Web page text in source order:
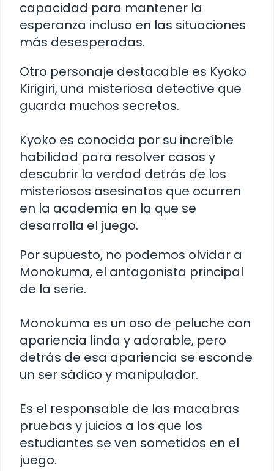
capacidad para mantener la
esperanza incluso en las situaciones
más desesperadas.
Otro personaje destacable es Kyoko
Kirigiri, una misteriosa detective que
guarda muchos secretos.
Kyoko es conocida por su increíble
habilidad para resolver casos y
descubrir la verdad detrás de los
misteriosos asesinatos que ocurren
en la academia en la que se
desarrolla el juego.
Por supuesto, no podemos olvidar a
Monokuma, el antagonista principal
de la serie.
Monokuma es un oso de peluche con
apariencia linda y adorable, pero
detrás de esa apariencia se esconde
un ser sádico y manipulador.
Es el responsable de las macabras
pruebas y juicios a los que los
estudiantes se ven sometidos en el
juego.